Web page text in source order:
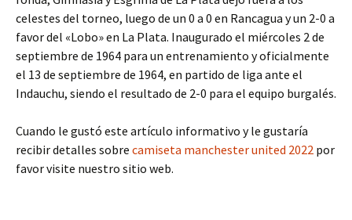
celestes del torneo, luego de un 0 a 0 en Rancagua y un 2-0 a
favor del «Lobo» en La Plata. Inaugurado el miércoles 2 de
septiembre de 1964 para un entrenamiento y oficialmente
el 13 de septiembre de 1964, en partido de liga ante el
Indauchu, siendo el resultado de 2-0 para el equipo burgalés.
Cuando le gustó este artículo informativo y le gustaría
recibir detalles sobre camiseta manchester united 2022 por
favor visite nuestro sitio web.